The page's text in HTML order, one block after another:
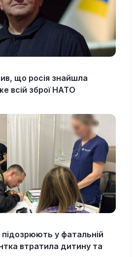
що росія знайшла
всій зброї НАТО
підозрюють у фатальній
втратила дитину та